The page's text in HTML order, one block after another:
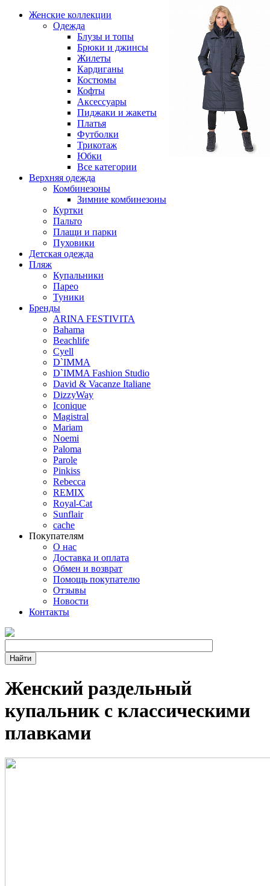
Женские коллекции
Одежда
Блузы и топы
Брюки и джинсы
Жилеты
Кардиганы
Костюмы
Кофты
Аксессуары
Пиджаки и жакеты
Платья
Футболки
Трикотаж
Юбки
Все категории
Верхняя одежда
Комбинезоны
Зимние комбинезоны
Куртки
Пальто
Плащи и парки
Пуховики
Детская одежда
Пляж
Купальники
Парео
Туники
Бренды
ARINA FESTIVITA
Bahama
Beachlife
Cyell
D`IMMA
D`IMMA Fashion Studio
David & Vacanze Italiane
DizzyWay
Iconique
Magistral
Mariam
Noemi
Paloma
Parole
Pinkiss
Rebecca
REMIX
Royal-Cat
Sunflair
cache
Покупателям
О нас
Доставка и оплата
Обмен и возврат
Помощь покупателю
Отзывы
Новости
Контакты
Женский раздельный
купальник с классическими
плавками